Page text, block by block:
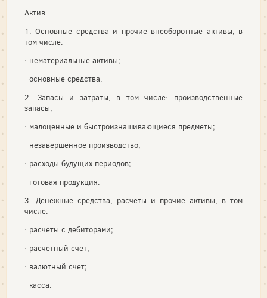
Актив
1. Основные средства и прочие внеоборотные активы, в
том числе:
· нематериальные активы;
· основные средства.
2. Запасы и затраты, в том числе· производственные
запасы;
· малоценные и быстроизнашивающиеся предметы;
· незавершенное производство;
· расходы будущих периодов;
· готовая продукция.
3. Денежные средства, расчеты и прочие активы, в том
числе:
· расчеты с дебиторами;
· расчетный счет;
· валютный счет;
· касса.